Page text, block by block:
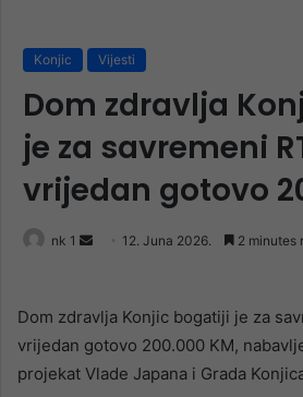
Konjic Vijesti
Dom zdravlja
je za savremeni
vrijedan gotovo
nk 1
Send 12. Juna 2026. 2 minutes
Dom zdravlja Konjic bogatiji je za
vrijedan gotovo 200.000 KM,
projekat Vlade Japana i Grada